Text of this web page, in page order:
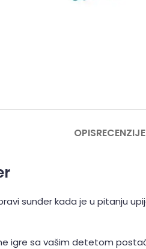
OPIS
sunđer kada je u pitanju
igre sa vašim detetom